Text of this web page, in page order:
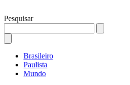
Pesquisar
Brasileiro
Paulista
Mundo